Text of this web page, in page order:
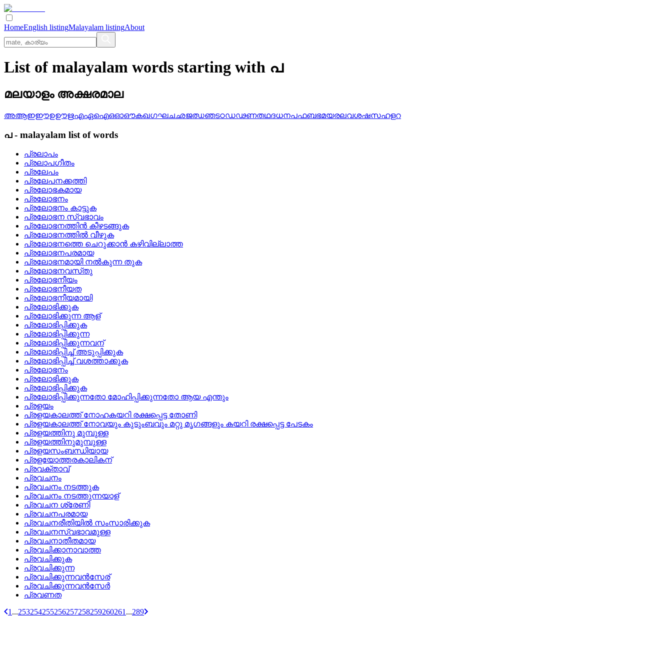
HomeEnglish listingMalayalam listingAbout
List of malayalam words starting with പ
മലയാളം അക്ഷരമാല
അആഇഈഉഊഋഎഏഐഒഓഔകഖഗഘചഛജഝഞടഠഡഢണതഥദധനപഫബഭമയരലവശഷസഹളറ
പ- malayalam list of words
പ്രലാപം
പ്രലാപഗീതം
പ്രലേപം
പ്രലേപനക്കത്തി
പ്രലോഭകമായ
പ്രലോഭനം
പ്രലോഭനം കാട്ടുക
പ്രലോഭന സ്വഭാവം
പ്രലോഭനത്തിന്‍ കീഴടങ്ങുക
പ്രലോഭനത്തില്‍ വീഴുക
പ്രലോഭനത്തെ ചെറുക്കാന്‍ കഴിവില്ലാത്ത
പ്രലോഭനപരമായ
പ്രലോഭനമായി നല്‍കുന്ന തുക
പ്രലോഭനവസ്‌തു
പ്രലോഭനീയം
പ്രലോഭനീയത
പ്രലോഭനീയമായി
പ്രലോഭിക്കുക
പ്രലോഭിക്കുന്ന ആള്
പ്രലോഭിപ്പിക്കുക
പ്രലോഭിപ്പിക്കുന്ന
പ്രലോഭിപ്പിക്കുന്നവന്
പ്രലോഭിപ്പിച്ച്‌ അടുപ്പിക്കുക
പ്രലോഭിപ്പിച്ച്‌ വശത്താക്കുക
പ്രലോഭനം
പ്രലോഭിക്കുക
പ്രലോഭിപ്പിക്കുക
പ്രലോഭിപ്പിക്കുന്നതോ മോഹിപ്പിക്കുന്നതോ ആയ എന്തും
പ്രളയം
പ്രളയകാലത്ത്‌ നോഹകയറി രക്ഷപ്പെട്ട തോണി
പ്രളയകാലത്ത് നോവയും കുടുംബവും മറ്റു മൃഗങ്ങളും കയറി രക്ഷപ്പെട്ട പേടകം
പ്രളയത്തിനു മുമ്പുള്ള
പ്രളയത്തിനുമുമ്പുള്ള
പ്രളയസംബന്ധിയായ
പ്രളയോത്തരകാലികന്
പ്രവക്താവ്
പ്രവചനം
പ്രവചനം നടത്തുക
പ്രവചനം നടത്തുന്നയാള്
പ്രവചന ശ്രേണി
പ്രവചനപരമായ
പ്രവചനരീതിയില്‍ സംസാരിക്കുക
പ്രവചനസ്വഭാവമുള്ള
പ്രവചനാതീതമായ
പ്രവചിക്കാനാവാത്ത
പ്രവചിക്കുക
പ്രവചിക്കുന്ന
പ്രവചിക്കുന്നവന്‍സേര്
പ്രവചിക്കുന്നവന്‍സേര്‍
പ്രവണത
1 ...253254255256257258259260261 ...289